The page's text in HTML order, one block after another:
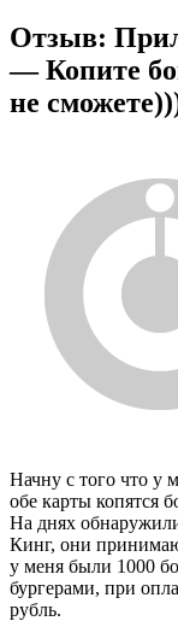
Отзыв:
— Копите
не
Начну с того что у
обе карты копятся
На днях
Кинг, они
у меня были 1000
бургерами, при
рубль.